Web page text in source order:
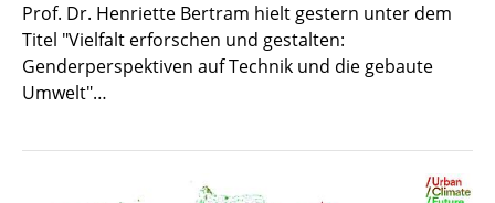
Prof. Dr. Henriette Bertram hielt gestern unter dem
Titel "Vielfalt erforschen und gestalten:
Genderperspektiven auf Technik und die gebaute
Umwelt"…